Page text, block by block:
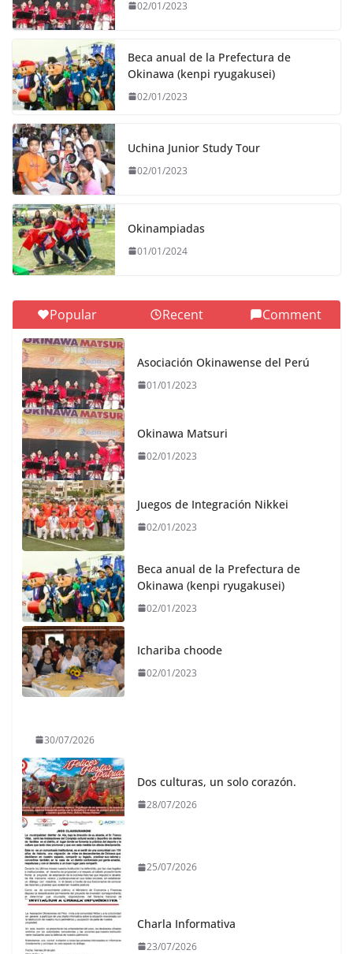
02/01/2023
Beca anual de la Prefectura de
Okinawa (kenpi ryugakusei)
02/01/2023
Uchina Junior Study Tour
02/01/2023
Okinampiadas
01/01/2024
Popular Recent Comment
Asociación Okinawense del Perú
01/01/2023
Okinawa Matsuri
02/01/2023
Juegos de Integración Nikkei
02/01/2023
Beca anual de la Prefectura de
Okinawa (kenpi ryugakusei)
02/01/2023
Ichariba choode
02/01/2023
30/07/2026
Dos culturas, un solo corazón.
28/07/2026
25/07/2026
Charla Informativa
23/07/2026